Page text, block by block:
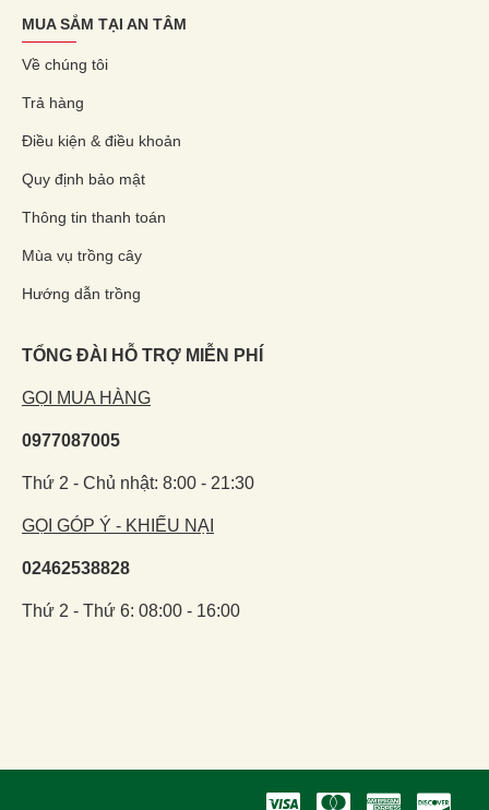
MUA SẮM TẠI AN TÂM
Về chúng tôi
Trả hàng
Điều kiện & điều khoản
Quy định bảo mật
Thông tin thanh toán
Mùa vụ trồng cây
Hướng dẫn trồng
TỔNG ĐÀI HỖ TRỢ MIỄN PHÍ
GỌI MUA HÀNG
0977087005
Thứ 2 - Chủ nhật: 8:00 - 21:30
GỌI GÓP Ý - KHIẾU NẠI
02462538828
Thứ 2 - Thứ 6: 08:00 - 16:00